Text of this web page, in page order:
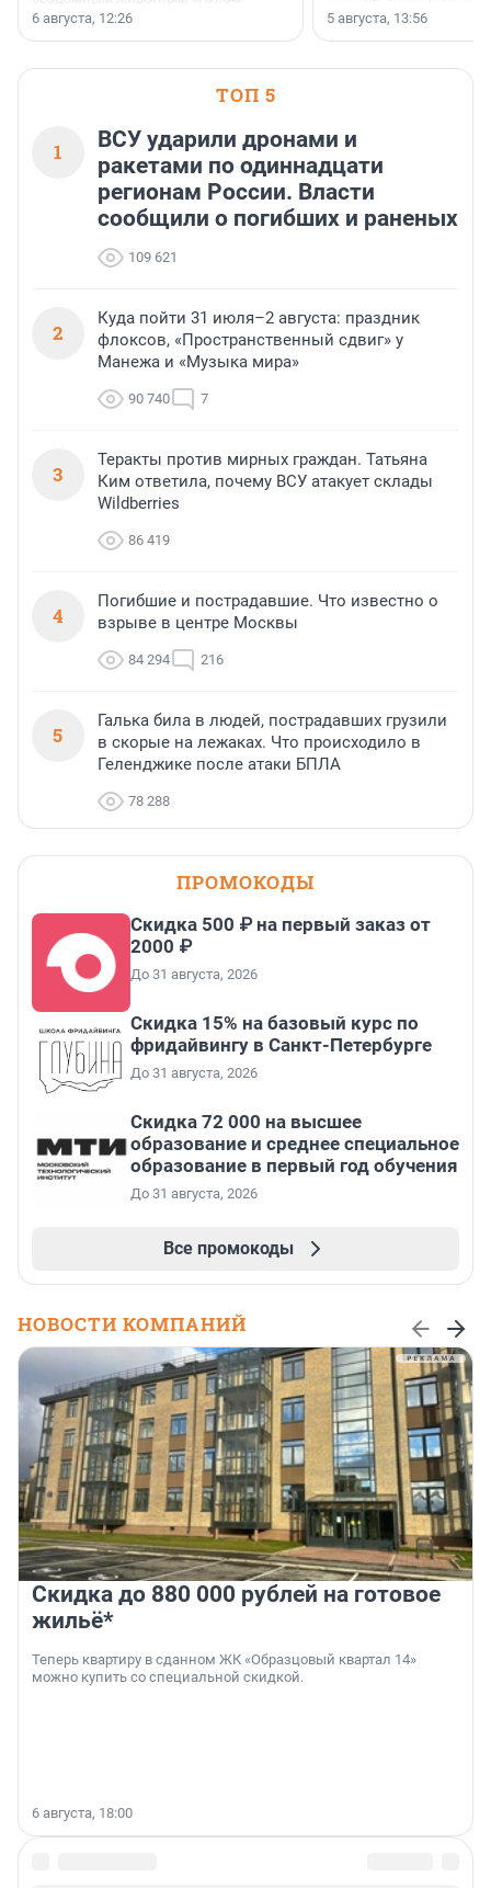
заключили соглашение о
6 августа, 12:26
5 августа, 13:56
ТОП 5
1
ВСУ ударили дронами и
ракетами по одиннадцати
регионам России. Власти
сообщили о погибших и раненых
109 621
2
Куда пойти 31 июля–2 августа: праздник
флоксов, «Пространственный сдвиг» у
Манежа и «Музыка мира»
90 740 7
3
Теракты против мирных граждан. Татьяна
Ким ответила, почему ВСУ атакует склады
Wildberries
86 419
4
Погибшие и пострадавшие. Что известно о
взрыве в центре Москвы
84 294 216
5
Галька била в людей, пострадавших грузили
в скорые на лежаках. Что происходило в
Геленджике после атаки БПЛА
78 288
ПРОМОКОДЫ
Скидка 500 ₽ на первый заказ от
2000 ₽
До 31 августа, 2026
Скидка 15% на базовый курс по
фридайвингу в Санкт-Петербурге
До 31 августа, 2026
Скидка 72 000 на высшее
образование и среднее специальное
образование в первый год обучения
До 31 августа, 2026
Все промокоды
НОВОСТИ КОМПАНИЙ
Скидка до 880 000 рублей на готовое
жильё*
Теперь квартиру в сданном ЖК «Образцовый квартал 14»
можно купить со специальной скидкой.
6 августа, 18:00